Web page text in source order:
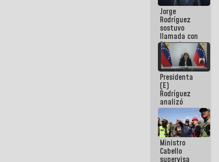
a servidores
públicos
Jorge
Rodríguez
sostuvo
llamada con
Dinorah
Figuera y
acuerdan
primer
encuentro
presencial
para el
diálogo
Presidenta
(E)
Rodríguez
analizó
junto a
gobernadores
planes de
recuperación
del Sistema
Eléctrico
Ministro
Cabello
supervisa